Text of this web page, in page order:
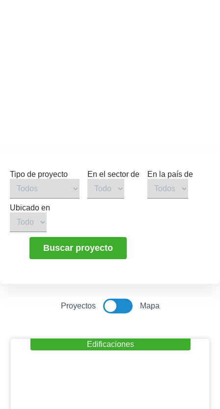
Tipo de proyecto En el sector de En la país de
Ubicado en
Buscar proyecto
Proyectos Mapa
Edificaciones